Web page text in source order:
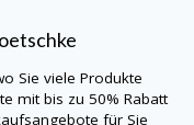
Sie viele Produkte
mit bis zu 50% Rabatt
für Sie